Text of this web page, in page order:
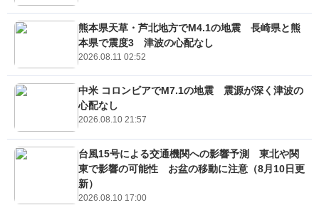
熊本県天草・芦北地方でM4.1の地震 長崎県と熊
本県で震度3 津波の心配なし
2026.08.11 02:52
中米 コロンビアでM7.1の地震 震源が深く津波の
心配なし
2026.08.10 21:57
台風15号による交通機関への影響予測 東北や関
東で影響の可能性 お盆の移動に注意（8月10日更
新）
2026.08.10 17:00